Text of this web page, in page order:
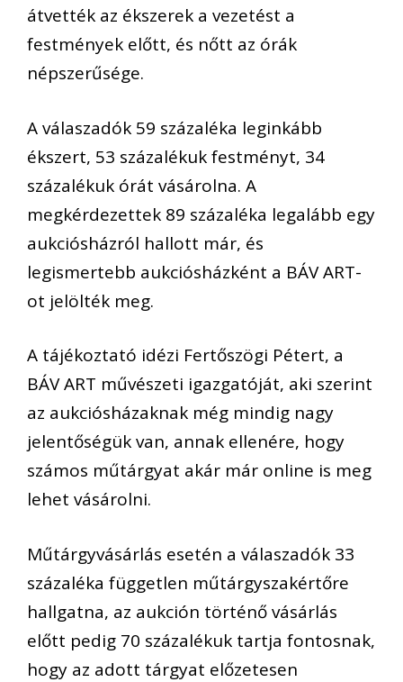
átvették az ékszerek a vezetést a
festmények előtt, és nőtt az órák
népszerűsége.
A válaszadók 59 százaléka leginkább
ékszert, 53 százalékuk festményt, 34
százalékuk órát vásárolna. A
megkérdezettek 89 százaléka legalább egy
aukciósházról hallott már, és
legismertebb aukciósházként a BÁV ART-
ot jelölték meg.
A tájékoztató idézi Fertőszögi Pétert, a
BÁV ART művészeti igazgatóját, aki szerint
az aukciósházaknak még mindig nagy
jelentőségük van, annak ellenére, hogy
számos műtárgyat akár már online is meg
lehet vásárolni.
Műtárgyvásárlás esetén a válaszadók 33
százaléka független műtárgyszakértőre
hallgatna, az aukción történő vásárlás
előtt pedig 70 százalékuk tartja fontosnak,
hogy az adott tárgyat előzetesen